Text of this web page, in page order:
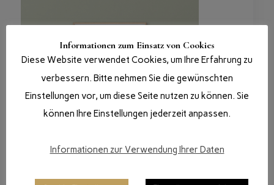
Informationen zum Einsatz von Cookies
Diese Website verwendet Cookies, um Ihre Erfahrung zu
verbessern. Bitte nehmen Sie die gewünschten
Einstellungen vor, um diese Seite nutzen zu können. Sie
können Ihre Einstellungen jederzeit anpassen.
Informationen zur Verwendung Ihrer Daten